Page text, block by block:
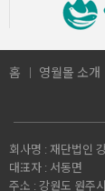
홈 영월몰 소개
회사명 : 재단법인
대표자 : 서동면
주소 : 강원도 원주